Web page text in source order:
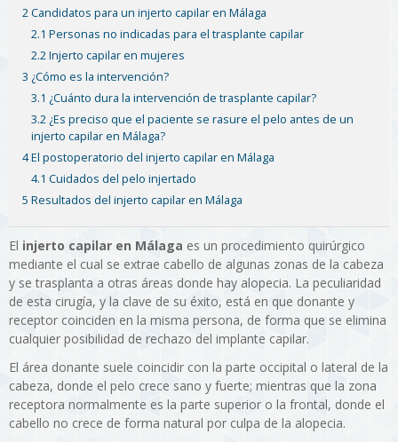
2 Candidatos para un injerto capilar en Málaga
2.1 Personas no indicadas para el trasplante capilar
2.2 Injerto capilar en mujeres
3 ¿Cómo es la intervención?
3.1 ¿Cuánto dura la intervención de trasplante capilar?
3.2 ¿Es preciso que el paciente se rasure el pelo antes de un
injerto capilar en Málaga?
4 El postoperatorio del injerto capilar en Málaga
4.1 Cuidados del pelo injertado
5 Resultados del injerto capilar en Málaga
El injerto capilar en Málaga es un procedimiento quirúrgico
mediante el cual se extrae cabello de algunas zonas de la cabeza
y se trasplanta a otras áreas donde hay alopecia. La peculiaridad
de esta cirugía, y la clave de su éxito, está en que donante y
receptor coinciden en la misma persona, de forma que se elimina
cualquier posibilidad de rechazo del implante capilar.
El área donante suele coincidir con la parte occipital o lateral de la
cabeza, donde el pelo crece sano y fuerte; mientras que la zona
receptora normalmente es la parte superior o la frontal, donde el
cabello no crece de forma natural por culpa de la alopecia.